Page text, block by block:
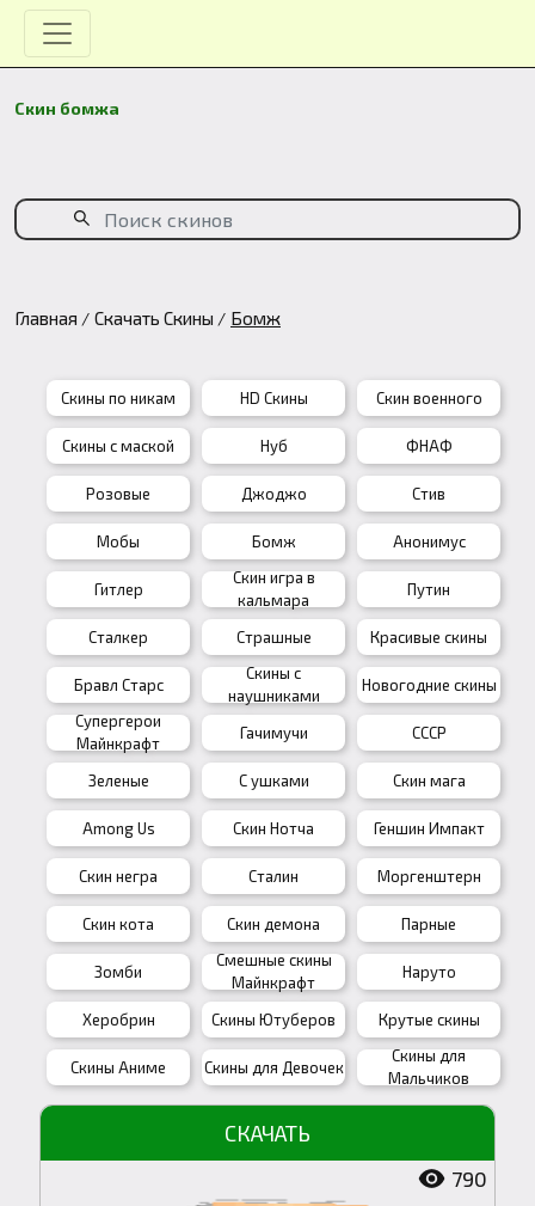
Скин бомжа
Главная Скачать Скины Бомж
Скины по никам HD Скины Скин военного
Скины с маской Нуб ФНАФ
Розовые Джоджо Стив
Мобы Бомж Анонимус
Гитлер
Скин игра в
кальмара
Путин
Сталкер Страшные Красивые скины
Бравл Старс
Скины с
наушниками
Новогодние скины
Супергерои
Майнкрафт
Гачимучи СССР
Зеленые С ушками Скин мага
Among Us Скин Нотча Геншин Импакт
Скин негра Сталин Моргенштерн
Скин кота Скин демона Парные
Зомби
Смешные скины
Майнкрафт
Наруто
Херобрин Скины Ютуберов Крутые скины
Скины Аниме Скины для Девочек
Скины для
Мальчиков
790